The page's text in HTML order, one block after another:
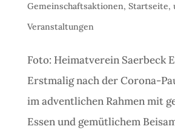
Gemeinschaftsaktionen, Startseite,
Veranstaltungen
Foto: Heimatverein Saerbeck
Erstmalig nach der Corona-
im adventlichen Rahmen mit
Essen und gemütlichem